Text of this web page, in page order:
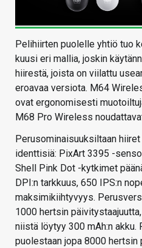
Pelihiirten puolelle yhtiö tuo
kuusi eri mallia, joskin
hiirestä, joista on viilattu
eroavaa versiota. M64
ovat ergonomisesti
M68 Pro Wireless
Perusominaisuuksiltaan
identtisiä: PixArt 3395 -
Shell Pink Dot -kytkimet
DPI:n tarkkuus, 650 IPS:n
maksimikiihtyvyys.
1000 hertsin
niistä löytyy 300 mAh:n
puolestaan jopa 8000 hertsin